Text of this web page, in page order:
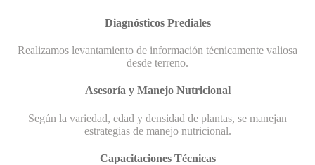
Diagnósticos Prediales
Realizamos levantamiento de información técnicamente valiosa
desde terreno.
Asesoría y Manejo Nutricional
Según la variedad, edad y densidad de plantas, se manejan
estrategias de manejo nutricional.
Capacitaciones Técnicas